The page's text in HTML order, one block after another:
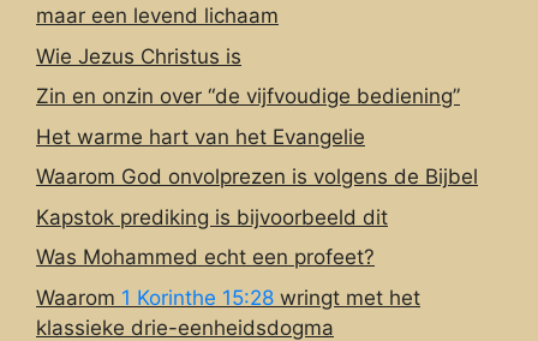
maar een levend lichaam
Wie Jezus Christus is
Zin en onzin over “de vijfvoudige bediening”
Het warme hart van het Evangelie
Waarom God onvolprezen is volgens de Bijbel
Kapstok prediking is bijvoorbeeld dit
Was Mohammed echt een profeet?
Waarom 1 Korinthe 15:28 wringt met het
klassieke drie-eenheidsdogma